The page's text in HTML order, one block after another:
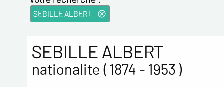
SEBILLE ALBERT
SEBILLE ALBERT
nationalite ( 1874 - 1953 )